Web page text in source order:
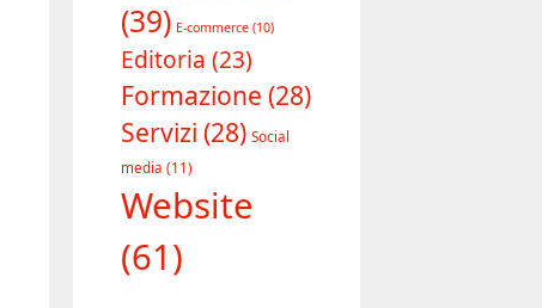
(39) E-commerce (10)
Editoria (23)
Formazione (28)
Servizi (28) Social
media (11)
Website
(61)